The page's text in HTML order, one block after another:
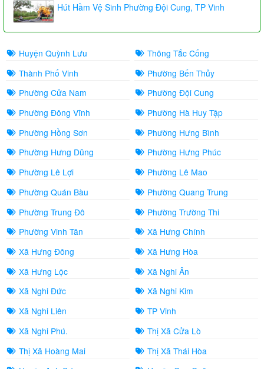
Hút Hầm Vệ Sinh Phường Đội Cung, TP Vinh
Huyện Quỳnh Lưu
Thông Tắc Cống
Thành Phố Vinh
Phường Bến Thủy
Phường Cửa Nam
Phường Đội Cung
Phường Đông Vĩnh
Phường Hà Huy Tập
Phường Hồng Sơn
Phường Hưng Bình
Phường Hưng Dũng
Phường Hưng Phúc
Phường Lê Lợi
Phường Lê Mao
Phường Quán Bàu
Phường Quang Trung
Phường Trung Đô
Phường Trường Thi
Phường Vinh Tân
Xã Hưng Chính
Xã Hưng Đông
Xã Hưng Hòa
Xã Hưng Lộc
Xã Nghi Ân
Xã Nghi Đức
Xã Nghi Kim
Xã Nghi Liên
TP Vinh
Xã Nghi Phú.
Thị Xã Cửa Lò
Thị Xã Hoàng Mai
Thị Xã Thái Hòa